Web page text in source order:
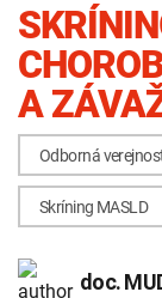
Genetika
Výsledky vyšetrení
A
Odborná
Skríning MASLD
doc.